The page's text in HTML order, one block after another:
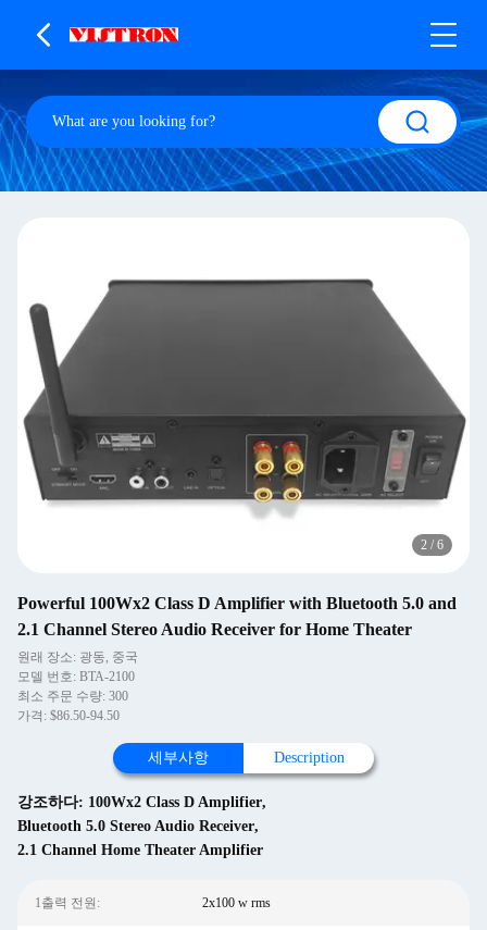
2 / 6
Powerful 100Wx2 Class D Amplifier with Bluetooth 5.0 and
2.1 Channel Stereo Audio Receiver for Home Theater
원래 장소: 광동, 중국
모델 번호: BTA-2100
최소 주문 수량: 300
가격: $86.50-94.50
세부사항 Description
강조하다: 100Wx2 Class D Amplifier,
Bluetooth 5.0 Stereo Audio Receiver,
2.1 Channel Home Theater Amplifier
1출력 전원: 2x100 w rms